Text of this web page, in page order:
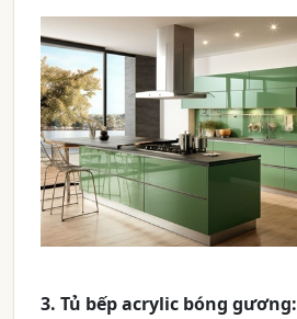
3. Tủ bếp acrylic bóng gương: